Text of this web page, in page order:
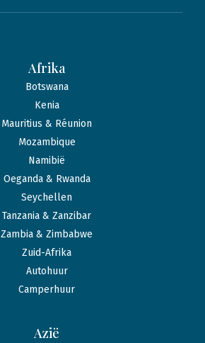
Afrika
Botswana
Kenia
Mauritius & Réunion
Mozambique
Namibië
Oeganda & Rwanda
Seychellen
Tanzania & Zanzibar
Zambia & Zimbabwe
Zuid-Afrika
Autohuur
Camperhuur
Azië